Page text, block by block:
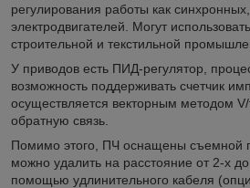
регулирования работы как
электродвигателей. Могут
строительной и текстильной
У приводов есть ПИД-регулятор,
возможность поддерживать счетчик
осуществляется векторным методом
обратную связь.
Помимо этого, ПЧ оснащены съемной
можно удалить на расстояние от 2-х
помощью удлинительного кабеля